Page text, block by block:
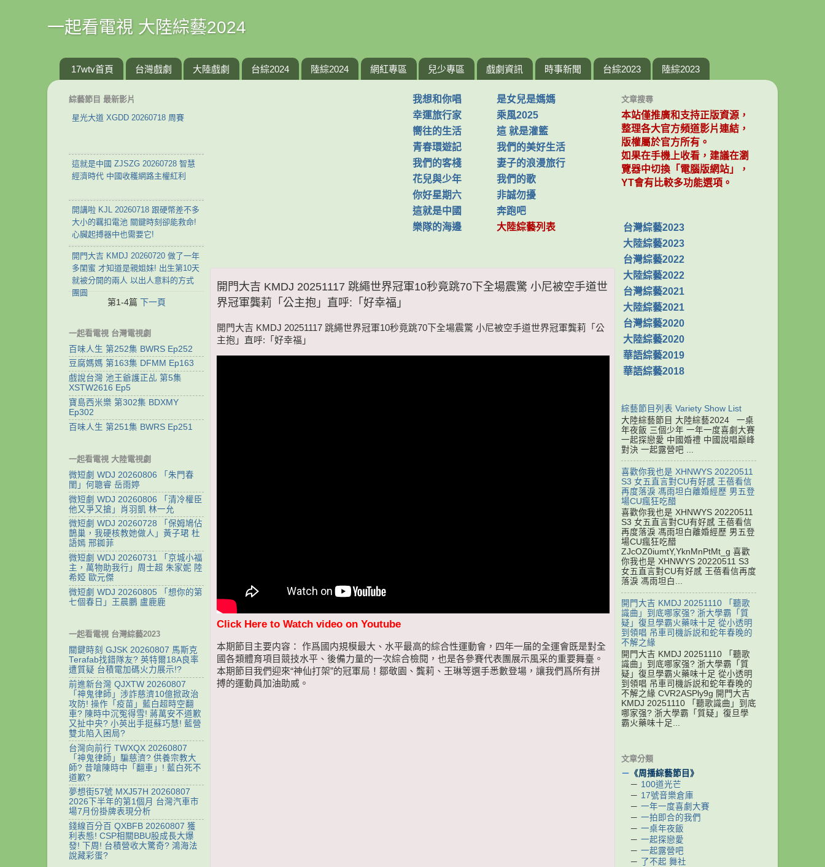
一起看電視 大陸綜藝2024
17wtv首頁 台灣戲劇 大陸戲劇 台綜2024 陸綜2024 網紅專區 兒少專區 戲劇資訊 時事新聞 台綜2023 陸綜2023
我想和你唱
是女兒是媽媽
幸運旅行家
乘風2025
嚮往的生活
這 就是灌籃
青春環遊記
我們的美好生活
我們的客棧
妻子的浪漫旅行
花兒與少年
我們的歌
你好星期六
非誠勿擾
這就是中國
奔跑吧
樂隊的海邊
大陸綜藝列表
開門大吉 KMDJ 20251117 跳繩世界冠軍10秒竟跳70下全場震驚 小尼被空手道世
界冠軍龔莉「公主抱」直呼:「好幸福」
開門大吉 KMDJ 20251117 跳繩世界冠軍10秒竟跳70下全場震驚 小尼被空手道世界冠軍龔莉「公
主抱」直呼:「好幸福」
Click Here to Watch video on Youtube
本期節目主要内容： 作爲國内規模最大、水平最高的綜合性運動會，四年一届的全運會既是對全
國各類體育項目競技水平、後備力量的一次綜合檢閱，也是各參賽代表團展示風采的重要舞臺。
本期節目我們迎來“神仙打架”的冠軍局！鄒敬園、龔莉、王琳等選手悉數登場，讓我們爲所有拼
搏的運動員加油助威。
綜藝節目 最新影片
星光大道 XGDD 20260718 周賽
這就是中國 ZJSZG 20260728 智慧
經濟時代 中國收穫網路主權紅利
開講啦 KJL 20260718 跟硬幣差不多
大小的羈扣電池 關鍵時刻卻能救命!
心臟起搏器中也需要它!
開門大吉 KMDJ 20260720 做了一年
多閨蜜 才知道是親姐妹! 出生第10天
就被分開的兩人 以出人意料的方式
團圓
第1-4篇 下一頁
一起看電視 台灣電視劇
百味人生 第252集 BWRS Ep252
豆腐媽媽 第163集 DFMM Ep163
戲說台灣 池王爺護正乩 第5集
XSTW2616 Ep5
寶島西米樂 第302集 BDXMY
Ep302
百味人生 第251集 BWRS Ep251
一起看電視 大陸電視劇
微短劇 WDJ 20260806 「朱門春
閨」何聰睿 岳雨婷
微短劇 WDJ 20260806 「清冷權臣
他又爭又搶」肖羽凱 林一允
微短劇 WDJ 20260728 「保姆鳩佔
鵲巢，我硬核教她做人」黃子珺 杜
語嫣 邢銣菲
微短劇 WDJ 20260731 「京城小福
主，萬物助我行」周士超 朱家妮 陸
希婭 歐元傑
微短劇 WDJ 20260805 「想你的第
七個春日」王晨鵬 盧鹿鹿
一起看電視 台灣綜藝2023
關鍵時刻 GJSK 20260807 馬斯克
Terafab找錯隊友? 英特爾18A良率
遭質疑 台積電加碼火力展示!?
前進新台灣 QJXTW 20260807
「神鬼律師」涉詐慈濟10億掀政治
攻防! 操作「疫苗」藍白超時空翻
車? 陳時中沉冤得雪! 蔣萬安不道歉
又扯中央? 小英出手挺蘇巧慧! 藍營
雙北陷入困局?
台灣向前行 TWXQX 20260807
「神鬼律師」騙慈濟? 供養宗教大
師? 昔嗆陳時中「翻車」! 藍白死不
道歉?
夢想街57號 MXJ57H 20260807
2026下半年的第1個月 台灣汽車市
場7月份掛牌表現分析
錢線百分百 QXBFB 20260807 獲
利表態! CSP相關BBU股成長大爆
發! 下周! 台積營收大驚奇? 鴻海法
說藏彩蛋?
文章搜尋
本站僅推廣和支持正版資源，
整理各大官方頻道影片連結，
版權屬於官方所有。
如果在手機上收看，建議在瀏
覽器中切換「電腦版網站」，
YT會有比較多功能選項。
台灣綜藝2023
大陸綜藝2023
台灣綜藝2022
大陸綜藝2022
台灣綜藝2021
大陸綜藝2021
台灣綜藝2020
大陸綜藝2020
華語綜藝2019
華語綜藝2018
綜藝節目列表 Variety Show List
大陸綜藝節目 大陸綜藝2024 一桌
年夜飯 三個少年 一年一度喜劇大賽
一起探戀愛 中國婚禮 中國說唱巔峰
對決 一起露營吧 ...
喜歡你我也是 XHNWYS 20220511
S3 女五直言對CU有好感 王蓓看信
再度落淚 馮雨坦白離婚經歷 男五登
場CU瘋狂吃醋
喜歡你我也是 XHNWYS 20220511
S3 女五直言對CU有好感 王蓓看信
再度落淚 馮雨坦白離婚經歷 男五登
場CU瘋狂吃醋
ZJcOZ0iumtY,YknMnPtMt_g 喜歡
你我也是 XHNWYS 20220511 S3
女五直言對CU有好感 王蓓看信再度
落淚 馮雨坦白...
開門大吉 KMDJ 20251110 「聽歌
識曲」到底哪家强? 浙大學霸「質
疑」復旦學霸火藥味十足 從小透明
到領唱 吊車司機訴説和蛇年春晚的
不解之緣
開門大吉 KMDJ 20251110 「聽歌
識曲」到底哪家强? 浙大學霸「質
疑」復旦學霸火藥味十足 從小透明
到領唱 吊車司機訴説和蛇年春晚的
不解之緣 CVR2ASPly9g 開門大吉
KMDJ 20251110 「聽歌識曲」到底
哪家强? 浙大學霸「質疑」復旦學
霸火藥味十足...
文章分類
－ 《周播綜藝節目》
－ 100道光芒
－ 17號音樂倉庫
－ 一年一度喜劇大賽
－ 一拍即合的我們
－ 一桌年夜飯
－ 一起探戀愛
－ 一起露營吧
－
了不起 舞社